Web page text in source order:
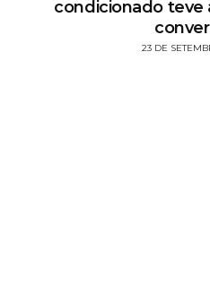
condicionado teve
23 DE